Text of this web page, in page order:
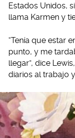
Estados Unidos,
llama Karmen y
“Tenía que estar
punto, y me
llegar”, dice
diarios al trabajo